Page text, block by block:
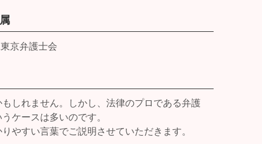
京弁護士会
しれません。しかし、法律のプロである弁護
ケースは多いのです。
やすい言葉でご説明させていただきます。